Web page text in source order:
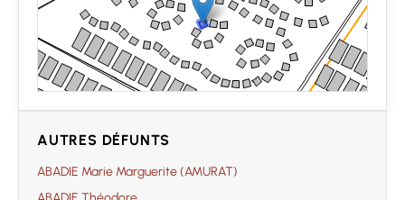
AUTRES DÉFUNTS
ABADIE Marie Marguerite (AMURAT)